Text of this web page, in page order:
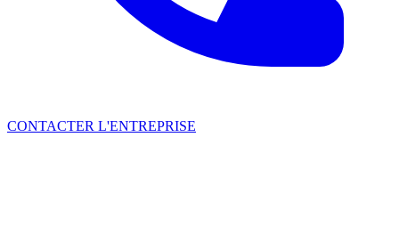
CONTACTER L'ENTREPRISE